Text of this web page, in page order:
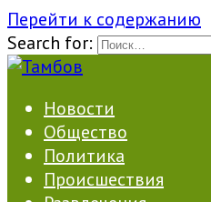
Перейти к содержанию
Search for:
Новости
Общество
Политика
Происшествия